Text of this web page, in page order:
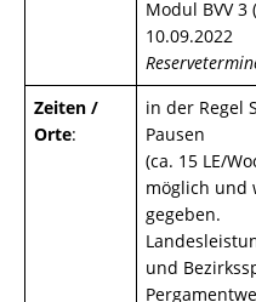
Modul BVV
10.09.2022
Zeiten /
Orte:
in der Regel
Pausen
(ca. 15 LE/
möglich und
gegeben.
und